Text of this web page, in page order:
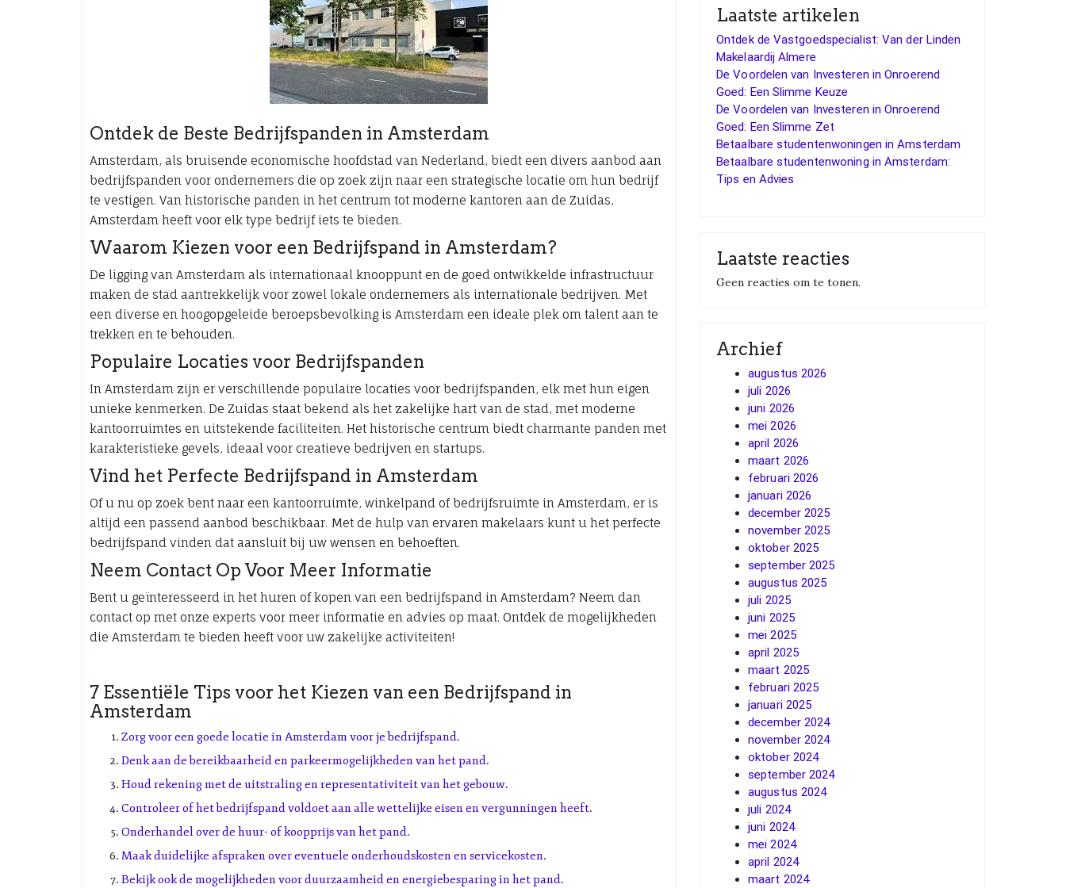
Ontdek de Beste Bedrijfspanden in Amsterdam
Amsterdam, als bruisende economische hoofdstad van Nederland, biedt een divers aanbod aan
bedrijfspanden voor ondernemers die op zoek zijn naar een strategische locatie om hun bedrijf
te vestigen. Van historische panden in het centrum tot moderne kantoren aan de Zuidas,
Amsterdam heeft voor elk type bedrijf iets te bieden.
Waarom Kiezen voor een Bedrijfspand in Amsterdam?
De ligging van Amsterdam als internationaal knooppunt en de goed ontwikkelde infrastructuur
maken de stad aantrekkelijk voor zowel lokale ondernemers als internationale bedrijven. Met
een diverse en hoogopgeleide beroepsbevolking is Amsterdam een ideale plek om talent aan te
trekken en te behouden.
Populaire Locaties voor Bedrijfspanden
In Amsterdam zijn er verschillende populaire locaties voor bedrijfspanden, elk met hun eigen
unieke kenmerken. De Zuidas staat bekend als het zakelijke hart van de stad, met moderne
kantoorruimtes en uitstekende faciliteiten. Het historische centrum biedt charmante panden met
karakteristieke gevels, ideaal voor creatieve bedrijven en startups.
Vind het Perfecte Bedrijfspand in Amsterdam
Of u nu op zoek bent naar een kantoorruimte, winkelpand of bedrijfsruimte in Amsterdam, er is
altijd een passend aanbod beschikbaar. Met de hulp van ervaren makelaars kunt u het perfecte
bedrijfspand vinden dat aansluit bij uw wensen en behoeften.
Neem Contact Op Voor Meer Informatie
Bent u geïnteresseerd in het huren of kopen van een bedrijfspand in Amsterdam? Neem dan
contact op met onze experts voor meer informatie en advies op maat. Ontdek de mogelijkheden
die Amsterdam te bieden heeft voor uw zakelijke activiteiten!
7 Essentiële Tips voor het Kiezen van een Bedrijfspand in
Amsterdam
Zorg voor een goede locatie in Amsterdam voor je bedrijfspand.
Denk aan de bereikbaarheid en parkeermogelijkheden van het pand.
Houd rekening met de uitstraling en representativiteit van het gebouw.
Controleer of het bedrijfspand voldoet aan alle wettelijke eisen en vergunningen heeft.
Onderhandel over de huur- of koopprijs van het pand.
Maak duidelijke afspraken over eventuele onderhoudskosten en servicekosten.
Bekijk ook de mogelijkheden voor duurzaamheid en energiebesparing in het pand.
Laatste artikelen
Ontdek de Vastgoedspecialist: Van der Linden
Makelaardij Almere
De Voordelen van Investeren in Onroerend
Goed: Een Slimme Keuze
De Voordelen van Investeren in Onroerend
Goed: Een Slimme Zet
Betaalbare studentenwoningen in Amsterdam
Betaalbare studentenwoning in Amsterdam:
Tips en Advies
Laatste reacties
Geen reacties om te tonen.
Archief
augustus 2026
juli 2026
juni 2026
mei 2026
april 2026
maart 2026
februari 2026
januari 2026
december 2025
november 2025
oktober 2025
september 2025
augustus 2025
juli 2025
juni 2025
mei 2025
april 2025
maart 2025
februari 2025
januari 2025
december 2024
november 2024
oktober 2024
september 2024
augustus 2024
juli 2024
juni 2024
mei 2024
april 2024
maart 2024